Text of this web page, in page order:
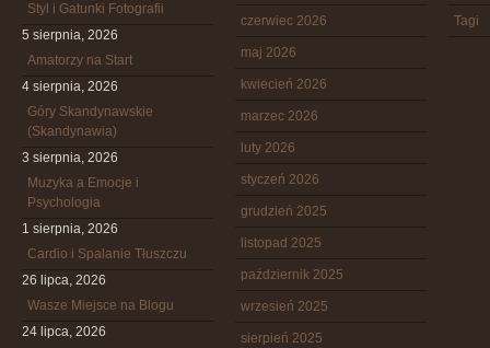
Styl i Gatunki Fotografii
5 sierpnia, 2026
Amatorzy na Start
4 sierpnia, 2026
Góry Skandynawskie
(Skandynawia)
3 sierpnia, 2026
Muzyka a Emocje i
Psychologia
1 sierpnia, 2026
Cardio i Spalanie Tłuszczu
26 lipca, 2026
Wasze Miejsce na Blogu
24 lipca, 2026
czerwiec 2026
maj 2026
kwiecień 2026
marzec 2026
luty 2026
styczeń 2026
grudzień 2025
listopad 2025
październik 2025
wrzesień 2025
sierpień 2025
Tagi